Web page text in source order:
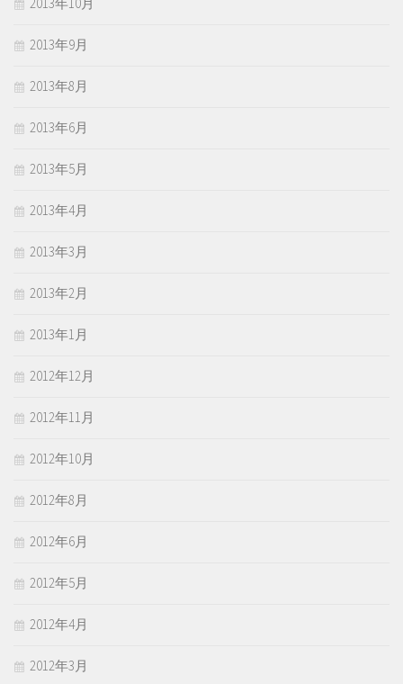
2013年9月
2013年8月
2013年6月
2013年5月
2013年4月
2013年3月
2013年2月
2013年1月
2012年12月
2012年11月
2012年10月
2012年8月
2012年6月
2012年5月
2012年4月
2012年3月